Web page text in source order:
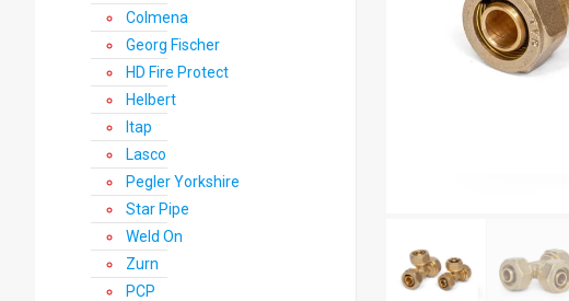
Colmena
Georg Fischer
HD Fire Protect
Helbert
Itap
Lasco
Pegler Yorkshire
Star Pipe
Weld On
Zurn
PCP